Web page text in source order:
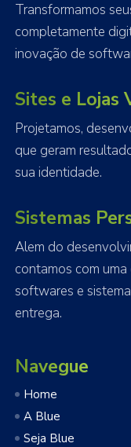
Transformamos
completamente
inovação de
Sites e Lojas
Projetamos,
que geram
sua identidade.
Sistemas
Alem do
contamos com
softwares e
entrega.
Navegue
Home
A Blue
Seja Blue